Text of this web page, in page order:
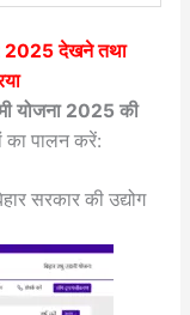
2025देखने तथा
योजना 2025 की
का पालन करें:
सरकार की उद्योग